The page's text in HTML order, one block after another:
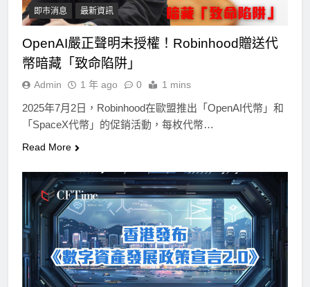
即市消息 最新資訊
OpenAI嚴正聲明未授權！Robinhood贈送代
幣暗藏「致命陷阱」
Admin 1 年 ago 0 1 mins
2025年7月2日，Robinhood在歐盟推出「OpenAI代幣」和
「SpaceX代幣」的促銷活動，每枚代幣…
Read More